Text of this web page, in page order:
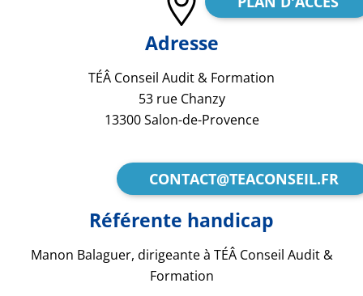
Adresse
TÉÂ Conseil Audit & Formation
53 rue Chanzy
13300 Salon-de-Provence
Référente handicap
Manon Balaguer, dirigeante à TÉÂ Conseil Audit &
Formation
CONTACT@TEACONSEIL.FR